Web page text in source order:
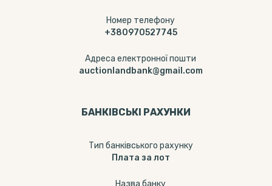
Номер телефону
+380970527745
Адреса електронної пошти
auctionlandbank@gmail.com
БАНКІВСЬКІ РАХУНКИ
Тип банкiвського рахунку
Плата за лот
Назва банку